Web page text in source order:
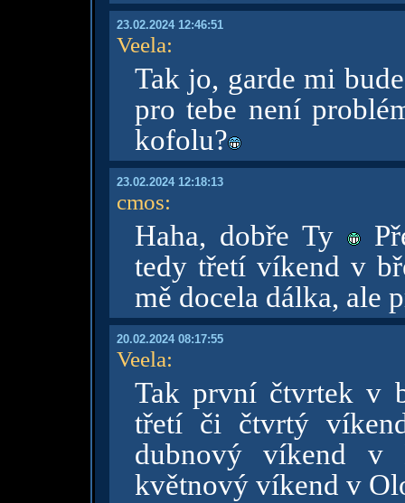
23.02.2024 12:46:51
Veela:
Tak jo, garde mi
pro tebe není
kofolu?
23.02.2024 12:18:13
cmos:
Haha, dobře Ty
tedy třetí víkend v
mě docela dálka, ale
20.02.2024 08:17:55
Veela:
Tak první čtvrtek v
třetí či čtvrtý
dubnový víkend v
květnový víkend v